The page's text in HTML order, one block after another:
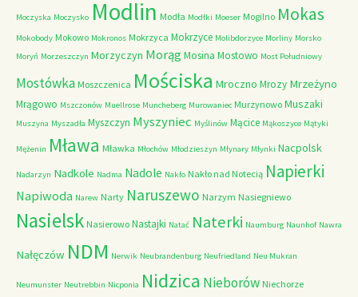
Moczyska Moczysko Modlin Modła Modłki Moeser Mogilno Mokas
Mokobody Mokowo Mokronos Mokrzyca Mokrzyce Molibdorzyce Morliny Morsko
Moryń Morzeszczyn Morzyczyn MorągMosina Mostowo Most Południowy
Mostówka Moszczenica Mościska Mroczno Mrozy Mrzeżyno
Mrągowo Mszczonów Muellrose Muncheberg Murowaniec Murzynowo Muszaki
Muszyna Myszadła Myszczyn Myszyniec Myślinów Mącice Mąkoszyce Mątyki
Mężenin Mława Mławka Młochów Młodzieszyn Młynary Młynki Nacpolsk
Nadarzyn Nadkole Nadma Nadole Nakło Nakło nad Notecią Napierki
Napiwoda Narew Narty Naruszewo Narzym Nasiegniewo
Nasielsk Nasierowo Nastajki Natać Naterki Naumburg Naunhof Nawra
Nałęczów NDM Nerwik Neubrandenburg Neufriedland Neu Mukran
Neumunster Neutrebbin Nicponia Nidzica Nieborów Niechorze